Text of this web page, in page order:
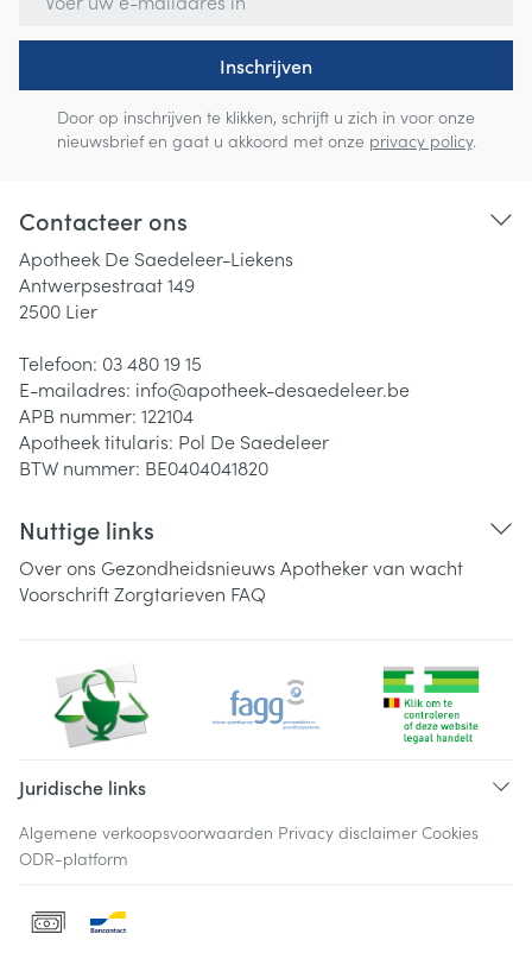
Inschrijven
Door op inschrijven te klikken, schrijft u zich in voor onze
nieuwsbrief en gaat u akkoord met onze privacy policy.
Contacteer ons
Apotheek De Saedeleer-Liekens
Antwerpsestraat 149
2500 Lier
Telefoon: 03 480 19 15
E-mailadres: info@apotheek-desaedeleer.be
APB nummer: 122104
Apotheek titularis: Pol De Saedeleer
BTW nummer: BE0404041820
Nuttige links
Over ons Gezondheidsnieuws Apotheker van wacht
VoorschriftZorgtarieven FAQ
Juridische links
Algemene verkoopsvoorwaarden Privacy disclaimer Cookies
ODR-platform